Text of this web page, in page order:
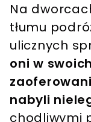
Na
tłumu
ulicznych
oni w
nabyli
chodliwymi